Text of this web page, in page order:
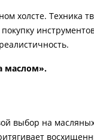
холсте. Техника
маслом».
выбор на